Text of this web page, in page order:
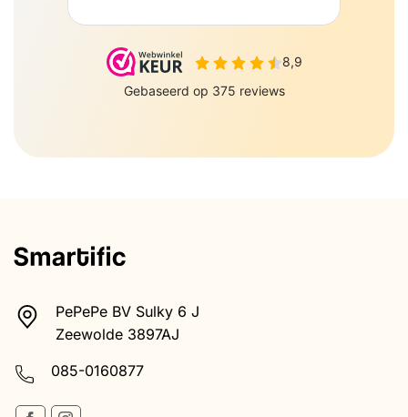
PePePe BV Sulky 6 J
Zeewolde 3897AJ
085-0160877